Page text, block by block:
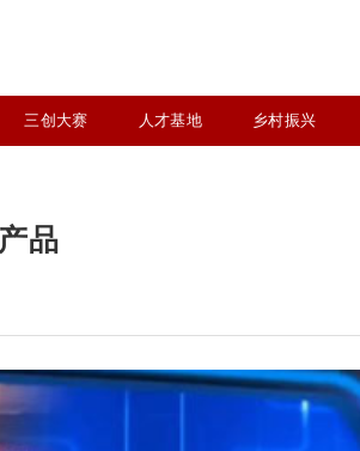
三创大赛 人才基地 乡村振兴
品